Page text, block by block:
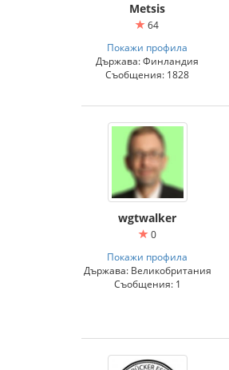
Metsis
64
Покажи профила
Държава: Финландия
Съобщения: 1828
wgtwalker
0
Покажи профила
Държава: Великобритания
Съобщения: 1